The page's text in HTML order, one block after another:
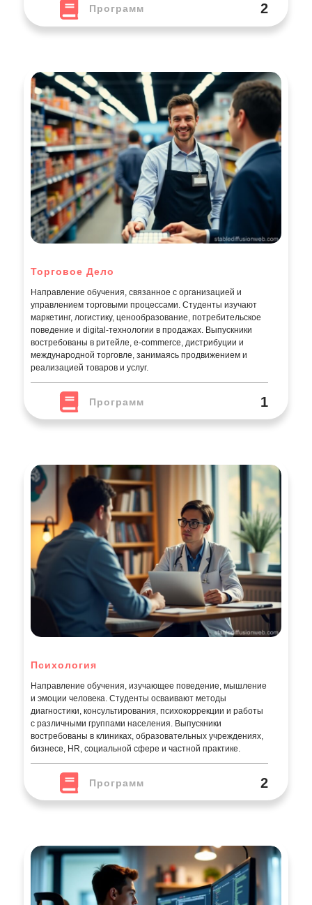
Программ 2
Торговое Дело
Направление обучения, связанное с организацией и
управлением торговыми процессами. Студенты изучают
маркетинг, логистику, ценообразование, потребительское
поведение и digital-технологии в продажах. Выпускники
востребованы в ритейле, e-commerce, дистрибуции и
международной торговле, занимаясь продвижением и
реализацией товаров и услуг.
Программ 1
Психология
Направление обучения, изучающее поведение, мышление
и эмоции человека. Студенты осваивают методы
диагностики, консультирования, психокоррекции и работы
с различными группами населения. Выпускники
востребованы в клиниках, образовательных учреждениях,
бизнесе, HR, социальной сфере и частной практике.
Программ 2